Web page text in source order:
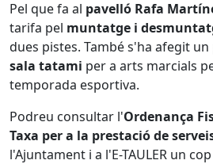
Pel que fa al pavelló Rafa
tarifa pel muntatge i
dues pistes. També s'ha afegit
sala tatami per a arts marcials
temporada esportiva.
Podreu consultar l'Ordenança
Taxa per a la prestació de
l'Ajuntament i a l'E-TAULER un